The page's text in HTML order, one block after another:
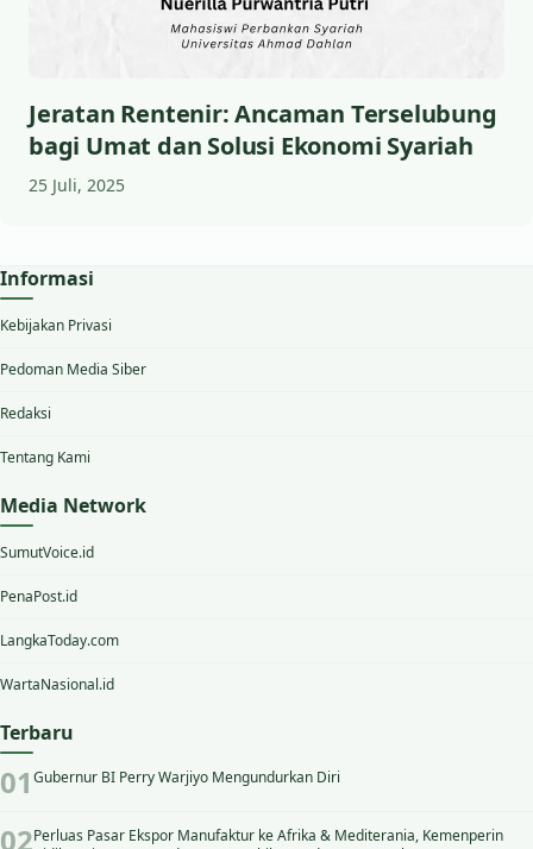
Jeratan Rentenir: Ancaman Terselubung
bagi Umat dan Solusi Ekonomi Syariah
25 Juli, 2025
Informasi
Kebijakan Privasi
Pedoman Media Siber
Redaksi
Tentang Kami
Media Network
SumutVoice.id
PenaPost.id
LangkaToday.com
WartaNasional.id
Terbaru
Gubernur BI Perry Warjiyo Mengundurkan Diri
Perluas Pasar Ekspor Manufaktur ke Afrika & Mediterania, Kemenperin